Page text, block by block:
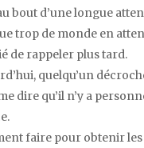
bout d’une longue
trop de monde en
de rappeler plus tard.
quelqu’un
dire qu’il n’y a
faire pour obtenir